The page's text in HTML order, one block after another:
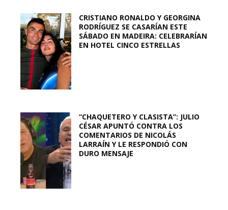
CRISTIANO RONALDO Y GEORGINA
RODRÍGUEZ SE CASARÍAN ESTE
SÁBADO EN MADEIRA: CELEBRARÍAN
EN HOTEL CINCO ESTRELLAS
“CHAQUETERO Y CLASISTA”: JULIO
CÉSAR APUNTÓ CONTRA LOS
COMENTARIOS DE NICOLÁS
LARRAÍN Y LE RESPONDIÓ CON
DURO MENSAJE